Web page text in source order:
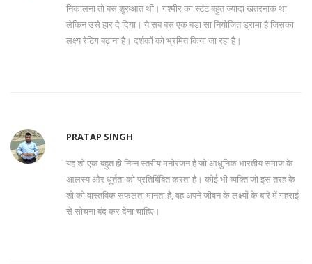
निकालना तो बस शुरुआत थी। गश्मीर का स्टंट बहुत ज्यादा खतरनाक था
लेकिन उसे हार दे दिया। ये सब बस एक बड़ा सा नियोजित ड्रामा है जिसका
लक्ष्य रेटिंग बढ़ाना है। दर्शकों को भ्रमित किया जा रहा है।
PRATAP SINGH
यह शो एक बहुत ही निम्न स्तरीय मनोरंजन है जो आधुनिक भारतीय समाज के
आलस्य और धूर्तता को प्रतिबिंबित करता है। कोई भी व्यक्ति जो इस तरह के
शो को वास्तविक सफलता मानता है, वह अपने जीवन के लक्ष्यों के बारे में गहराई
से सोचना बंद कर देना चाहिए।